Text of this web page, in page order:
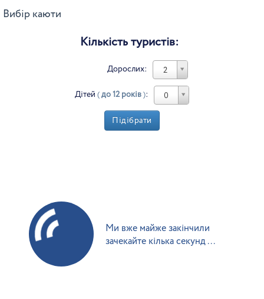
Вибір каюти
Кількість туристів:
Дорослих: 2
Дітей (до 12 років): 0
Підібрати
Ми вже майже закінчили
зачекайте кілька секунд ...